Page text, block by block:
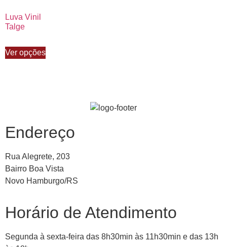
Luva Vinil
Talge
Ver opções
Endereço
Rua Alegrete, 203
Bairro Boa Vista
Novo Hamburgo/RS
Horário de Atendimento
Segunda à sexta-feira das 8h30min às 11h30min e das 13h